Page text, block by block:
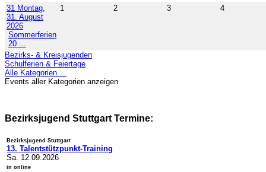
31 Montag,
31. August
2026
Sommerferien
20 ...
1 2 3 4
Bezirks- & Kreisjugenden
Schulferien & Feiertage
Alle Kategorien ...
Events aller Kategorien anzeigen
Bezirksjugend Stuttgart Termine:
Bezirksjugend Stuttgart
13. Talentstützpunkt-Training
Sa. 12.09.2026
in online